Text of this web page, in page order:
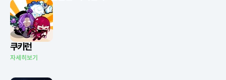
쿠키런
자세히보기